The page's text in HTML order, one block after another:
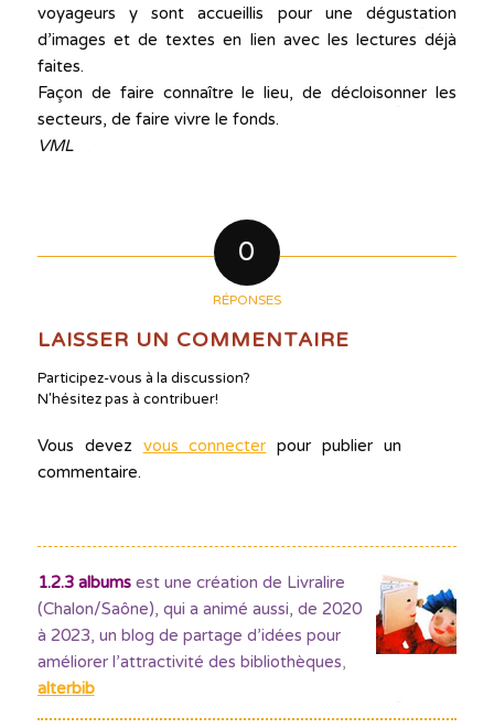
voyageurs y sont accueillis pour une dégustation
d’images et de textes en lien avec les lectures déjà
faites.
Façon de faire connaître le lieu, de décloisonner les
secteurs, de faire vivre le fonds.
VML
0
RÉPONSES
LAISSER UN COMMENTAIRE
Participez-vous à la discussion?
N'hésitez pas à contribuer!
Vous devez vous connecter pour publier un
commentaire.
1.2.3 albumsest une création de Livralire
(Chalon/Saône), qui a animé aussi, de 2020
à 2023, un blog de partage d’idées pour
améliorer l’attractivité des bibliothèques,
alterbib